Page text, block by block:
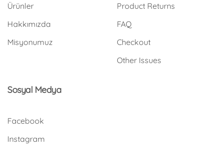
Ürünler
Hakkımızda
Misyonumuz
Product Returns
FAQ
Checkout
Other Issues
Sosyal Medya
Facebook
Instagram